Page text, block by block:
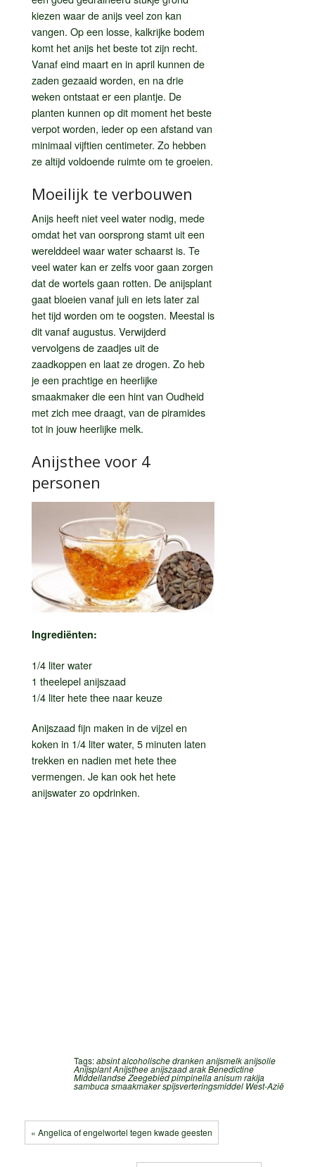
kiezen waar de anijs veel zon kan
vangen. Op een losse, kalkrijke bodem
komt het anijs het beste tot zijn recht.
Vanaf eind maart en in april kunnen de
zaden gezaaid worden, en na drie
weken ontstaat er een plantje. De
planten kunnen op dit moment het beste
verpot worden, ieder op een afstand van
minimaal vijftien centimeter. Zo hebben
ze altijd voldoende ruimte om te groeien.
Moeilijk te verbouwen
Anijs heeft niet veel water nodig, mede
omdat het van oorsprong stamt uit een
werelddeel waar water schaarst is. Te
veel water kan er zelfs voor gaan zorgen
dat de wortels gaan rotten. De anijsplant
gaat bloeien vanaf juli en iets later zal
het tijd worden om te oogsten. Meestal is
dit vanaf augustus. Verwijderd
vervolgens de zaadjes uit de
zaadkoppen en laat ze drogen. Zo heb
je een prachtige en heerlijke
smaakmaker die een hint van Oudheid
met zich mee draagt, van de piramides
tot in jouw heerlijke melk.
Anijsthee voor 4
personen
Ingrediënten:
1/4 liter water
1 theelepel anijszaad
1/4 liter hete thee naar keuze
Anijszaad fijn maken in de vijzel en
koken in 1/4 liter water, 5 minuten laten
trekken en nadien met hete thee
vermengen. Je kan ook het hete
anijswater zo opdrinken.
Tags:absintalcoholische drankenanijsmelkanijsolie
AnijsplantAnijstheeanijszaadarakBenedictine
Middellandse Zeegebiedpimpinella anisumrakija
sambucasmaakmakerspijsverteringsmiddel West-Azië
« Angelica of engelwortel tegen kwade geesten